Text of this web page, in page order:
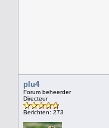
plu4
Forum beheerder
Directeur
Berichten: 273